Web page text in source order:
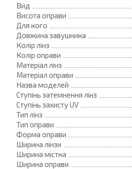
Вид
Висота оправи
Для кого
Довжина завушника
Колір лінз
Колір оправи
Матеріал лінз
Матеріал оправи
Назва моделей
Ступінь затемнення лінз
Ступінь захисту UV
Тип лінз
Тип оправи
Форма оправи
Ширина лінзи
Ширина містка
Ширина оправи